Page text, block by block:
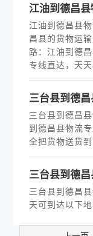
江油到德昌
江油到德昌县
昌县的货物运
路：江油到德
专线直达，天
三台县到德
三台县到德昌
到德昌县物流
全把货物送货
三台县到德
三台县到德昌
天可到达以下地